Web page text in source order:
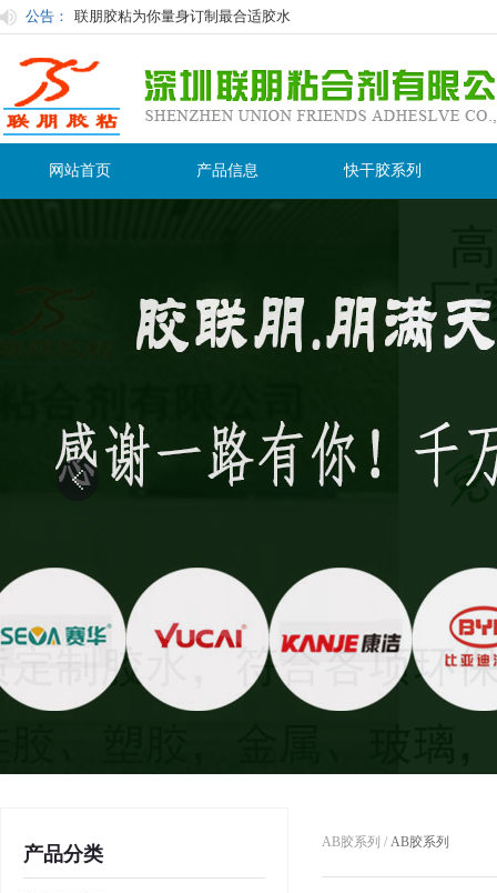
公告： 联朋胶粘为你量身订制最合适胶水
快干胶有时白化原因及防止措施：
使用胶粘剂在粘接过程中的注意事项
用过后的胶水怎么保存才不会在保质期内变干变质？
网站首页 产品信息 快干胶系列
产品分类
AB胶系列 / AB胶系列